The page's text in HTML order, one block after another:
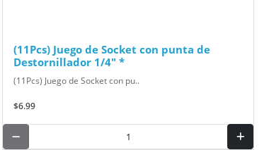
(11Pcs) Juego de Socket con punta de
Destornillador 1/4" *
(11Pcs) Juego de Socket con pu..
$6.99